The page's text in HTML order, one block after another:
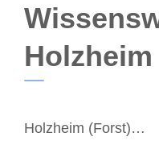
Holzheim (Forst)…